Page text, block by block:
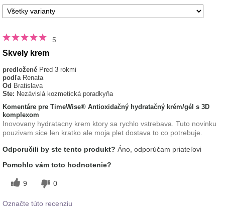
5
Skvely krem
predložené Pred 3 rokmi
podľa Renata
Od Bratislava
Ste: Nezávislá kozmetická poradkyňa
Komentáre pre TimeWise® Antioxidačný hydratačný krém/gél s 3D
komplexom
Inovovany hydratacny krem ktory sa rychlo vstrebava. Tuto novinku
pouzivam sice len kratko ale moja plet dostava to co potrebuje.
Odporučili by ste tento produkt? Áno, odporúčam priateľovi
Pomohlo vám toto hodnotenie?
9 0
Označte túto recenziu